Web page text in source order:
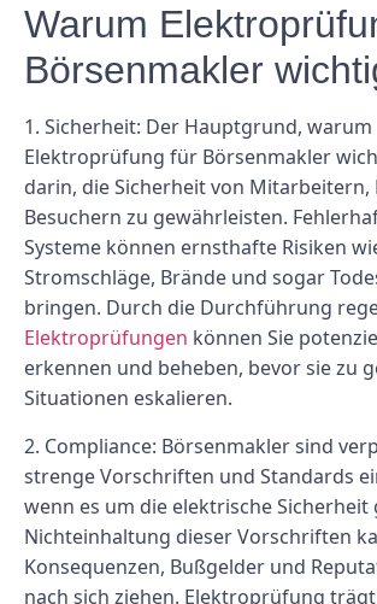
Warum
Börsenmakler
1. Sicherheit: Der Hauptgrund, warum
Elektroprüfung für Börsenmakler
darin, die Sicherheit von Mitarbeitern,
Besuchern zu gewährleisten.
Systeme können ernsthafte Risiken
Stromschläge, Brände und sogar
bringen. Durch die Durchführung
Elektroprüfungen können Sie
erkennen und beheben, bevor sie zu
Situationen eskalieren.
2. Compliance: Börsenmakler sind
strenge Vorschriften und Standards
wenn es um die elektrische Sicherheit
Nichteinhaltung dieser Vorschriften
Konsequenzen, Bußgelder und
nach sich ziehen. Elektroprüfung